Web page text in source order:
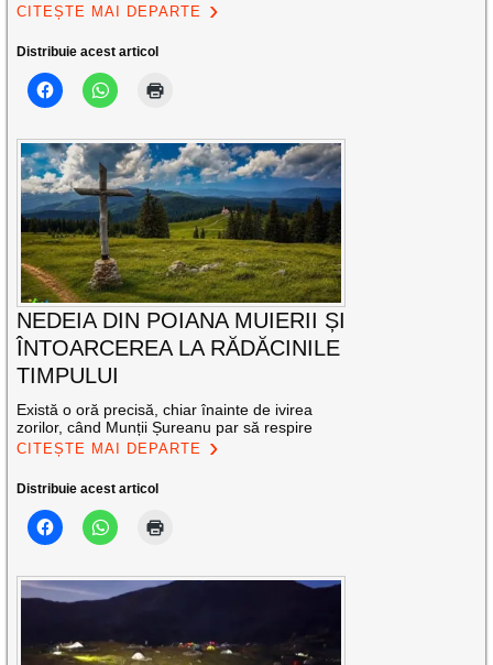
CITEȘTE MAI DEPARTE
Distribuie acest articol
NEDEIA DIN POIANA MUIERII ȘI
ÎNTOARCEREA LA RĂDĂCINILE
TIMPULUI
Există o oră precisă, chiar înainte de ivirea
zorilor, când Munții Șureanu par să respire
CITEȘTE MAI DEPARTE
Distribuie acest articol